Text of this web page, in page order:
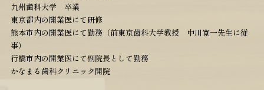
九州歯科大学 卒業
東京都内の開業医にて研修
熊本市内の開業医にて勤務（前東京歯科大学教授 中川寛一先生に従
事）
行橋市内の開業医にて副院長として勤務
かなまる歯科クリニック開院